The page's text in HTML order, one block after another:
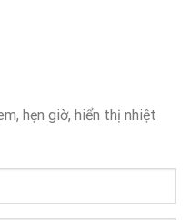
hẹn giờ, hiển thị nhiệt